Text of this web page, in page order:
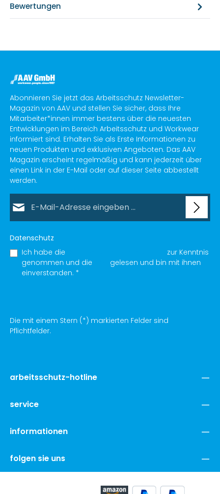
Bewertungen
Abonnieren Sie jetzt das Arbeitsschutz Newsletter-
Magazin von AAV und stellen Sie sicher, dass Ihre
Mitarbeiter*innen immer bestens über die neuesten
Entwicklungen im Bereich Arbeitsschutz und Workwear
informiert sind. Erhalten Sie als Erste Informationen zu
neuen Produkten und exklusiven Angeboten. Das AAV
Magazin erscheint regelmäßig und kann jederzeit über
einen Link in der E-Mail oder auf dieser Seite abbestellt
werden.
Datenschutz
Ich habe die
zur Kenntnis
genommen und die
gelesen und bin mit ihnen
einverstanden. *
Die mit einem Stern (*) markierten Felder sind
Pflichtfelder.
arbeitsschutz-hotline
service
informationen
folgen sie uns